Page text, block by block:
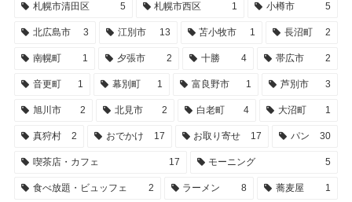
札幌市清田区 5 札幌市西区 1 小樽市 5
北広島市 3 江別市 13 苫小牧市 1 長沼町 2
南幌町 1 夕張市 2 十勝 4 帯広市 2
音更町 1 幕別町 1 富良野市 1 芦別市 3
旭川市 2 北見市 2 白老町 4 大沼町 1
真狩村 2 おでかけ 17 お取り寄せ 17 パン 30
喫茶店・カフェ 17 モーニング 5
食べ放題・ビュッフェ 2 ラーメン 8 蕎麦屋 1